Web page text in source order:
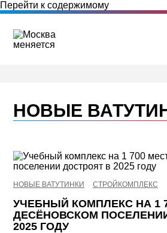
Перейти к содержимому
НОВЫЕ
НОВЫЕ ВАТУТИНКИ СТРОЙКОМПЛЕКС
УЧЕБНЫЙ КОМПЛЕКС НА 1
ДЕСЁНОВСКОМ
2025 ГОДУ